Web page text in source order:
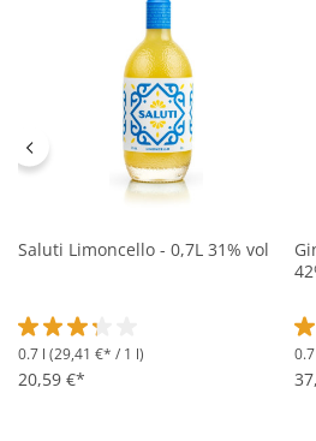
Saluti Limoncello - 0,7L 31% vol
Durchschnittliche Bewertung von
0.7 l (29,41 €* / 1 l)
20,59 €*